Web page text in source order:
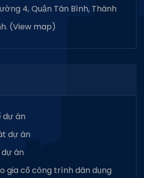
4, Quận Tân Bình, Thành
(View map)
dự án
dự án
dự án
gia cố công trình dân dụng